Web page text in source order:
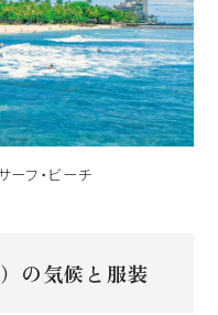
ーフ・ビーチ
の気候と服装